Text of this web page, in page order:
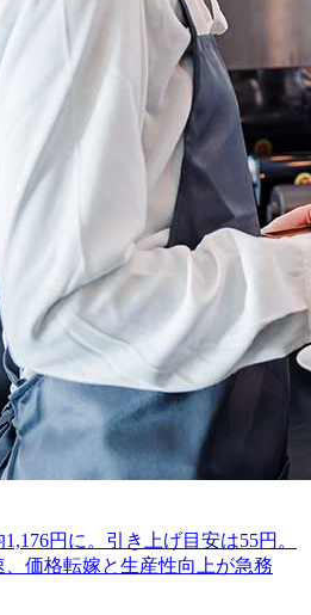
円に。引き上げ目安は55円。
価格転嫁と生産性向上が急務